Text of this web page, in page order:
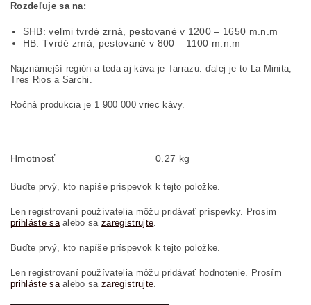
Rozdeľuje sa na:
SHB: veľmi tvrdé zrná, pestované v 1200 – 1650 m.n.m
HB: Tvrdé zrná, pestované v 800 – 1100 m.n.m
Najznámejší región a teda aj káva je Tarrazu. ďalej je to La Minita,
Tres Rios a Sarchi.
Ročná produkcia je 1 900 000 vriec kávy.
Hmotnosť 0.27 kg
Buďte prvý, kto napíše príspevok k tejto položke.
Len registrovaní používatelia môžu pridávať príspevky. Prosím
prihláste saalebo sazaregistrujte.
Buďte prvý, kto napíše príspevok k tejto položke.
Len registrovaní používatelia môžu pridávať hodnotenie. Prosím
prihláste saalebo sazaregistrujte.